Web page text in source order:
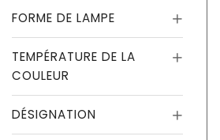
FORME DE LAMPE
TEMPÉRATURE DE LA
COULEUR
DÉSIGNATION